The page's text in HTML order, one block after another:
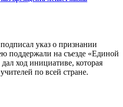
указ о признании
поддержали на съезде «Единой
ход инициативе, которая
по всей стране.